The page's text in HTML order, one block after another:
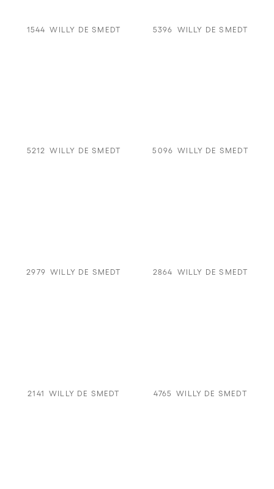
1544 WILLY DE SMEDT 5396 WILLY DE SMEDT
5212 WILLY DE SMEDT 5096 WILLY DE SMEDT
2979 WILLY DE SMEDT 2864 WILLY DE SMEDT
2141 WILLY DE SMEDT 4765 WILLY DE SMEDT